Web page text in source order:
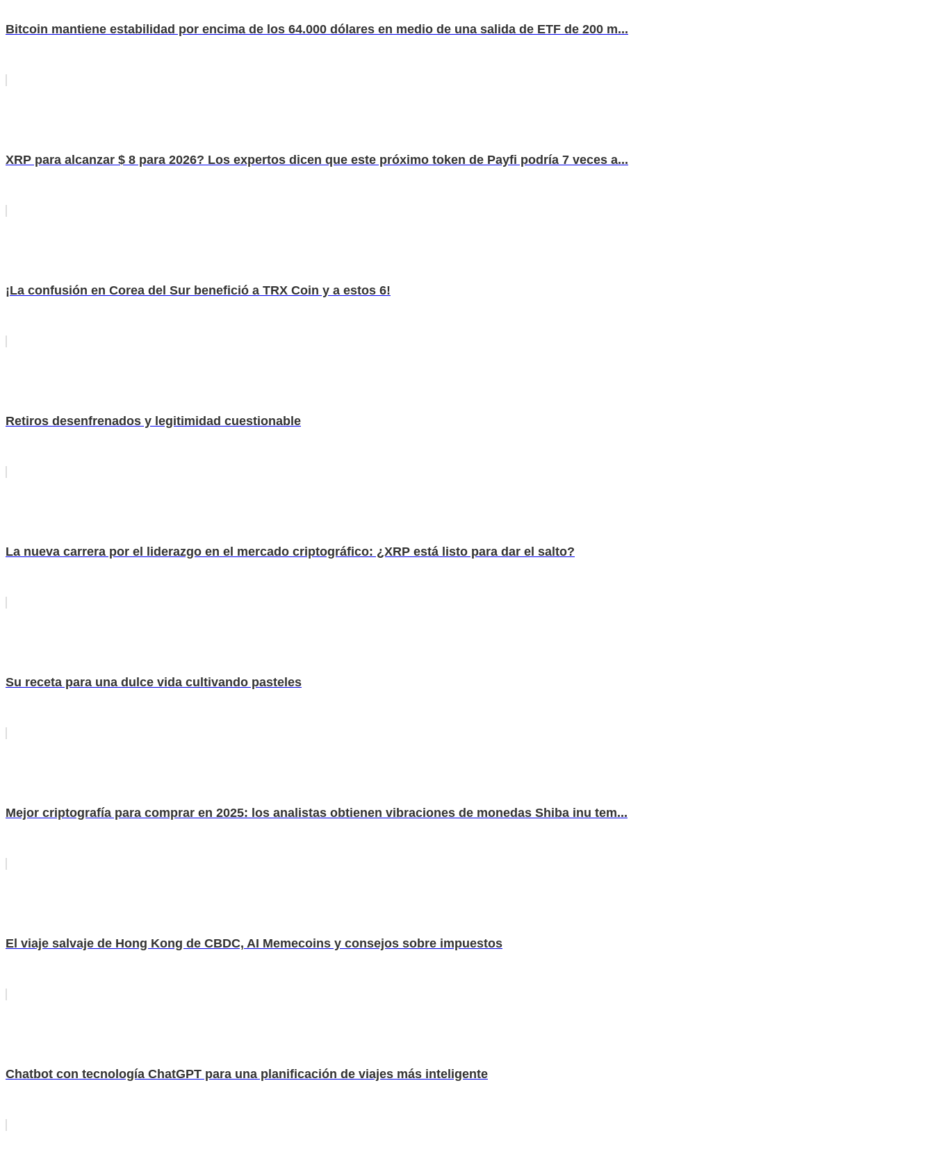
Bitcoin mantiene estabilidad por encima de los 64.000 dólares en medio de una salida de ETF de 200 m...
XRP para alcanzar $ 8 para 2026? Los expertos dicen que este próximo token de Payfi podría 7 veces a...
¡La confusión en Corea del Sur benefició a TRX Coin y a estos 6!
Retiros desenfrenados y legitimidad cuestionable
La nueva carrera por el liderazgo en el mercado criptográfico: ¿XRP está listo para dar el salto?
Su receta para una dulce vida cultivando pasteles
Mejor criptografía para comprar en 2025: los analistas obtienen vibraciones de monedas Shiba inu tem...
El viaje salvaje de Hong Kong de CBDC, AI Memecoins y consejos sobre impuestos
Chatbot con tecnología ChatGPT para una planificación de viajes más inteligente